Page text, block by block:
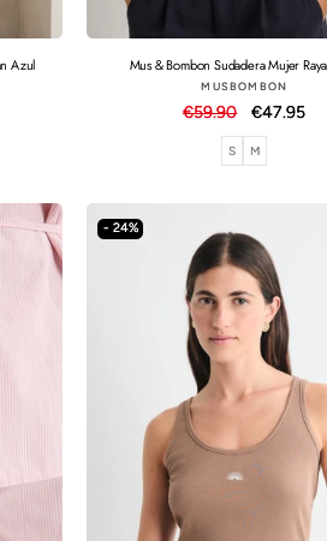
Azul Mus & Bombon Sudadera Mujer
Proveedor:
MUSBOMBON
Precio
habitual
€59.90
Precio
de
oferta
€47.95
S M
- 24%